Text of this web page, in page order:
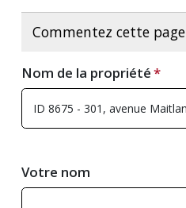
Commentez cette page
Nom de la propriété
Votre nom